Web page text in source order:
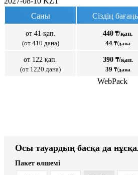
Саны
Сіздің
от 41 қап.
(от 410 дана)
440 ₸/қап.
44 ₸/дана
от 122 қап.
(от 1220 дана)
390 ₸/қап.
39 ₸/дана
WebPack
Осы тауардың басқа да
Пакет өлшемі